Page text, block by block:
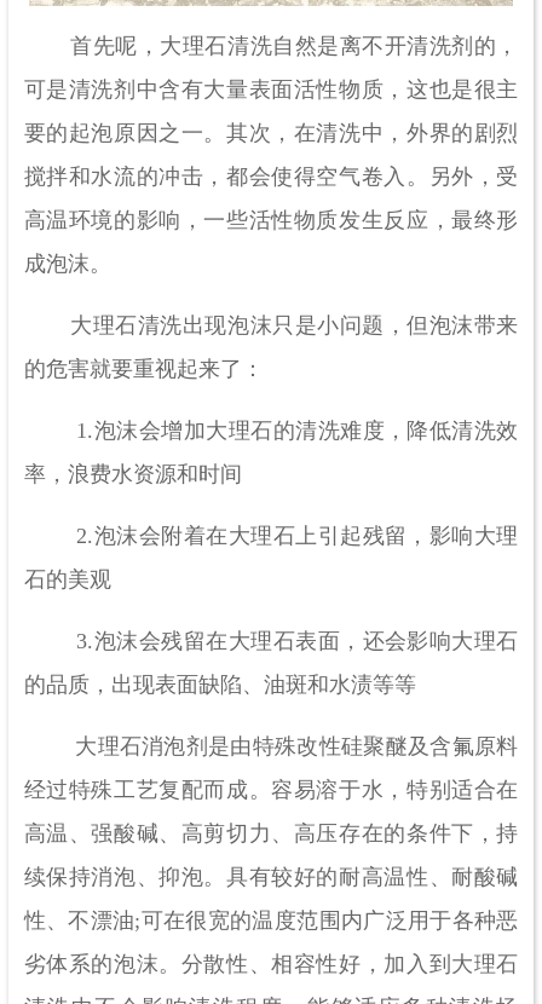
首先呢，大理石清洗自然是离不开清洗剂的，
可是清洗剂中含有大量表面活性物质，这也是很主
要的起泡原因之一。其次，在清洗中，外界的剧烈
搅拌和水流的冲击，都会使得空气卷入。另外，受
高温环境的影响，一些活性物质发生反应，最终形
成泡沫。
大理石清洗出现泡沫只是小问题，但泡沫带来
的危害就要重视起来了：
1.泡沫会增加大理石的清洗难度，降低清洗效
率，浪费水资源和时间
2.泡沫会附着在大理石上引起残留，影响大理
石的美观
3.泡沫会残留在大理石表面，还会影响大理石
的品质，出现表面缺陷、油斑和水渍等等
大理石消泡剂是由特殊改性硅聚醚及含氟原料
经过特殊工艺复配而成。容易溶于水，特别适合在
高温、强酸碱、高剪切力、高压存在的条件下，持
续保持消泡、抑泡。具有较好的耐高温性、耐酸碱
性、不漂油;可在很宽的温度范围内广泛用于各种恶
劣体系的泡沫。分散性、相容性好，加入到大理石